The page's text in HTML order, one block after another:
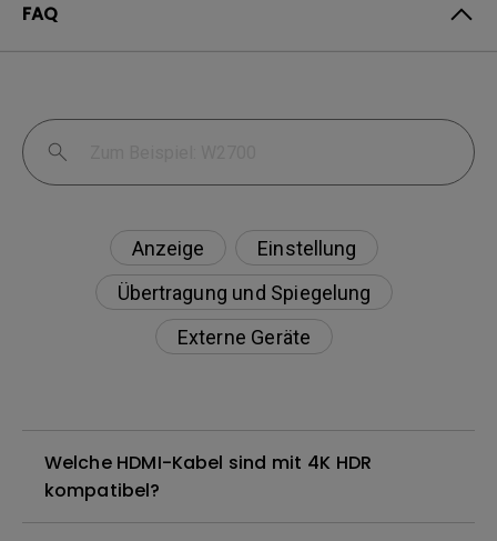
FAQ
Anzeige
Einstellung
Übertragung und Spiegelung
Externe Geräte
Welche HDMI-Kabel sind mit 4K HDR
kompatibel?